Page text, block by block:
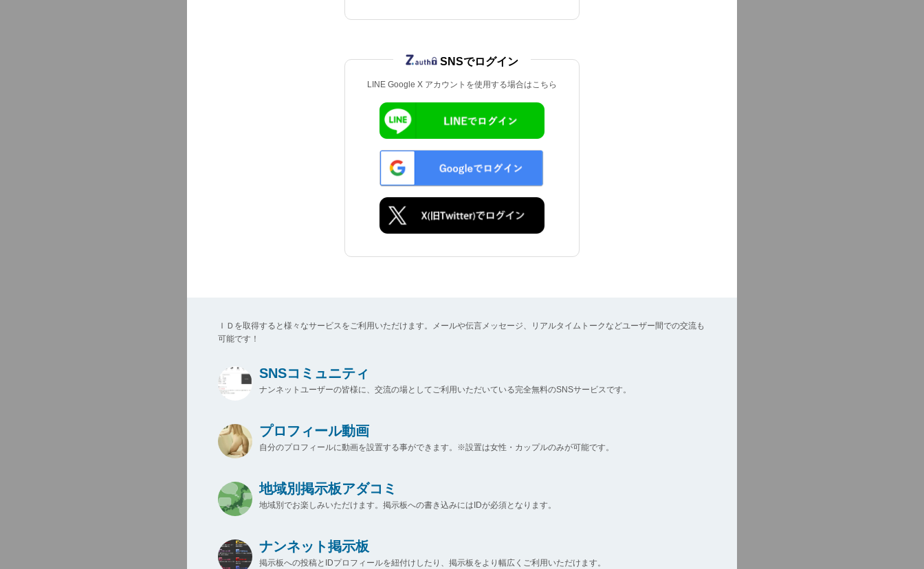
LINE Google X アカウントを使用する場合はこちら
SNSでログイン
ＩＤを取得すると様々なサービスをご利用いただけます。メールや伝言メッセージ、リアルタイムトークなどユーザー間での交流も
可能です！
SNSコミュニティ
ナンネットユーザーの皆様に、交流の場としてご利用いただいている完全無料のSNSサービスです。
プロフィール動画
自分のプロフィールに動画を設置する事ができます。※設置は女性・カップルのみが可能です。
地域別掲示板アダコミ
地域別でお楽しみいただけます。掲示板への書き込みにはIDが必須となります。
ナンネット掲示板
掲示板への投稿とIDプロフィールを紐付けしたり、掲示板をより幅広くご利用いただけます。